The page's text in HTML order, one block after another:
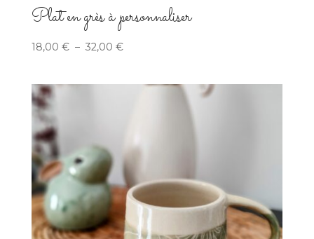
Plat en grès à personnaliser
18,00 € – 32,00 €Plage